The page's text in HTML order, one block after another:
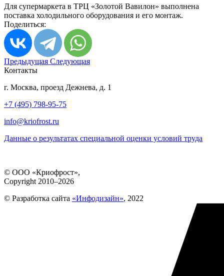
Для супермаркета в ТРЦ «Золотой Вавилон» выполнена
поставка холодильного оборудования и его монтаж.
Поделиться:
Предыдущая Следующая
Контакты
г. Москва, проезд Дежнева, д. 1
+7 (495) 798-95-75
info@kriofrost.ru
Данные о результатах специальной оценки условий труда
© ООО «Криофрост»,
Copyright 2010–2026
© Разработка сайта «Инфодизайн», 2022